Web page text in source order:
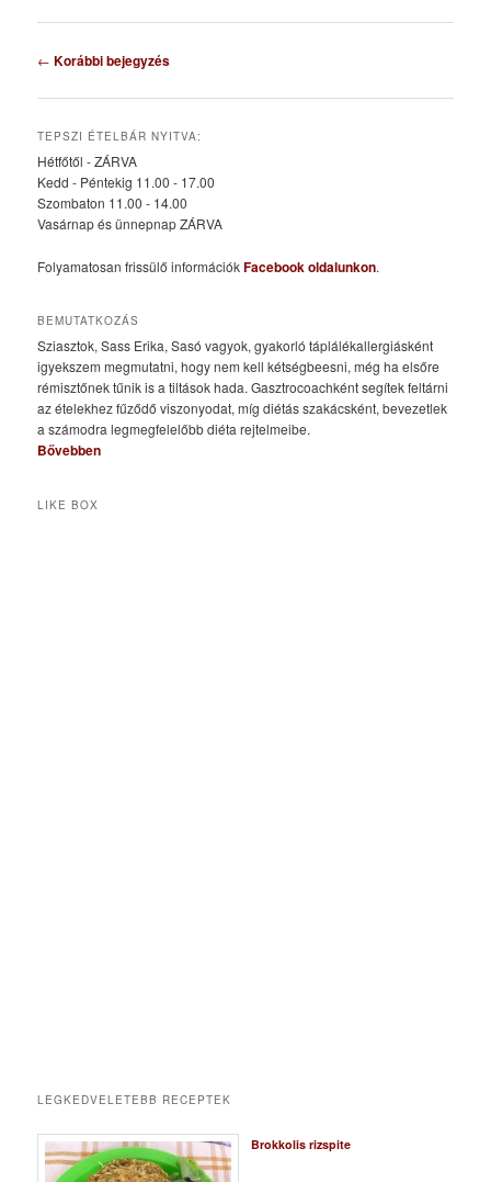
Bejegyzés
← Korábbi bejegyzés
TEPSZI ÉTELBÁR NYITVA:
Hétfőtől - ZÁRVA
Kedd - Péntekig 11.00 - 17.00
Szombaton 11.00 - 14.00
Vasárnap és ünnepnap ZÁRVA
Folyamatosan frissülő információkFacebook oldalunkon.
BEMUTATKOZÁS
Sziasztok, Sass Erika, Sasó vagyok, gyakorló táplálékallergiásként
igyekszem megmutatni, hogy nem kell kétségbeesni, még ha elsőre
rémisztőnek tűnik is a tiltások hada. Gasztrocoachként segítek feltárni
az ételekhez fűződő viszonyodat, míg diétás szakácsként, bevezetlek
a számodra legmegfelelőbb diéta rejtelmeibe.
Bővebben
LIKE BOX
LEGKEDVELETEBB RECEPTEK
Brokkolis rizspite